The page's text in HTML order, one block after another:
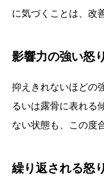
に気づくことは、改
影響力の強い怒り
抑えきれないほどの
るいは露骨に表れる
ない状態も、この度
繰り返される怒り